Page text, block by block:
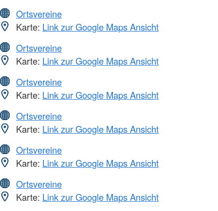
Ortsvereine
Karte: Link zur Google Maps Ansicht
Ortsvereine
Karte: Link zur Google Maps Ansicht
Ortsvereine
Karte: Link zur Google Maps Ansicht
Ortsvereine
Karte: Link zur Google Maps Ansicht
Ortsvereine
Karte: Link zur Google Maps Ansicht
Ortsvereine
Karte: Link zur Google Maps Ansicht